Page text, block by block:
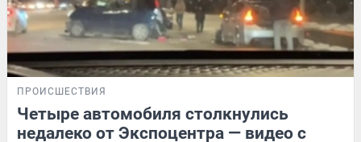
ПРОИСШЕСТВИЯ
Четыре автомобиля столкнулись
недалеко от Экспоцентра — видео с